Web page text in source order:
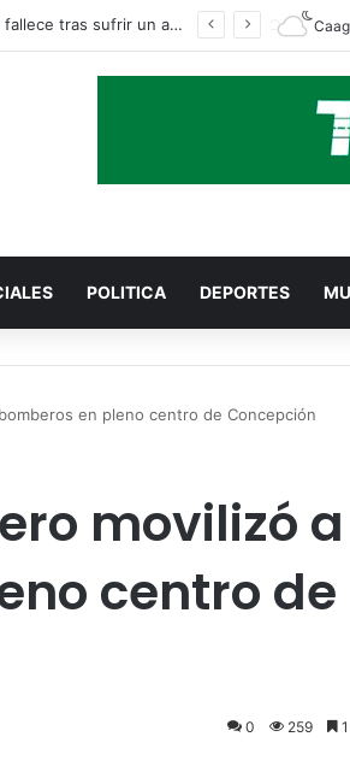
Obrero fallece tras sufrir un accidente con una amoladora en Canindeyú
POLITICA DEPORTES
en pleno centro de Concepción
movilizó a
centro de
0 259